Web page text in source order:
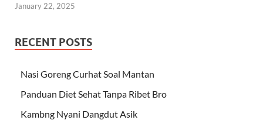
January 22, 2025
RECENT POSTS
Nasi Goreng Curhat Soal Mantan
Panduan Diet Sehat Tanpa Ribet Bro
Kambng Nyani Dangdut Asik